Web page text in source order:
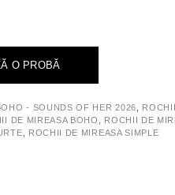
O PROBĂ
- SOUNDS OF HER 2026
DE MIREASA BOHO ROCHII DE
ROCHII DE MIREASA SIMPLE